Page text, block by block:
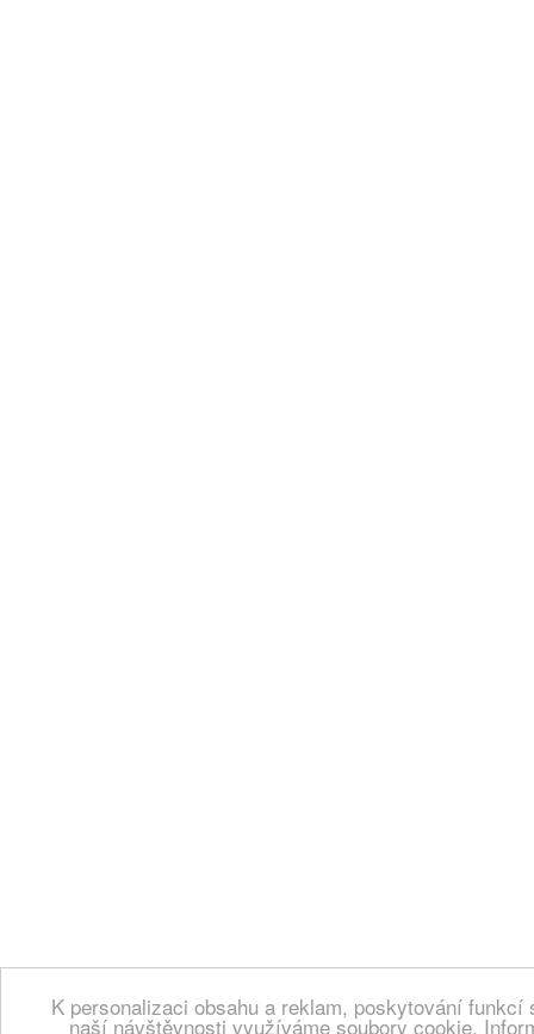
K personalizaci obsahu a reklam, poskytování
naší návštěvnosti využíváme soubory cookie.